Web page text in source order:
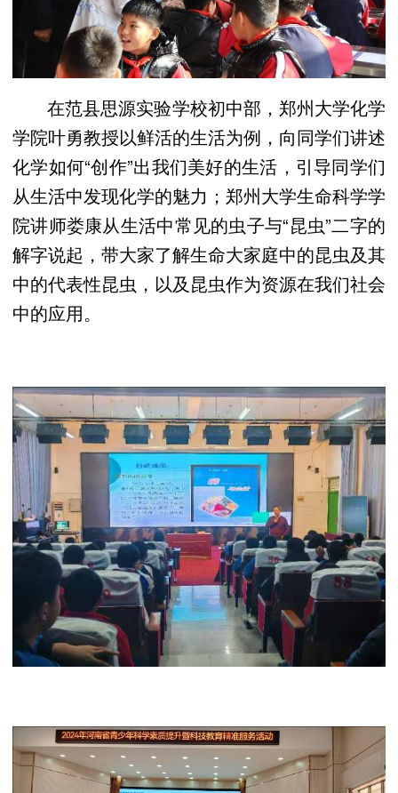
在范县思源实验学校初中部，郑州大学化学
学院叶勇教授以鲜活的生活为例，向同学们讲述
化学如何“创作”出我们美好的生活，引导同学们
从生活中发现化学的魅力；郑州大学生命科学学
院讲师娄康从生活中常见的虫子与“昆虫”二字的
解字说起，带大家了解生命大家庭中的昆虫及其
中的代表性昆虫，以及昆虫作为资源在我们社会
中的应用。